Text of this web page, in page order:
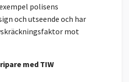
polisens
och utseende och har
mot
med TIW